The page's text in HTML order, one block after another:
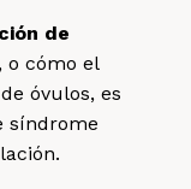
de
, o cómo el
óvulos, es
síndrome